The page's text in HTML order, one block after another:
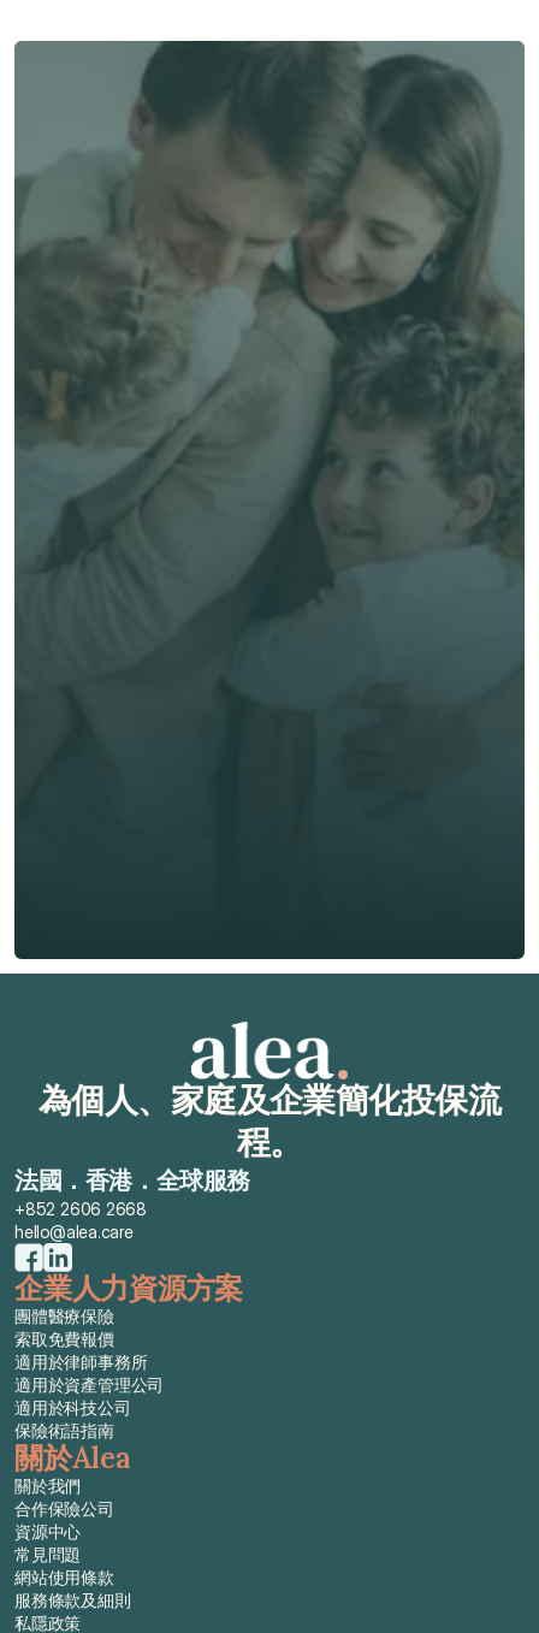
了解 Alea 賣點
免費獲得個人化專屬報價
專業客觀建議，全程貼心跟進
節省時間與保費成本，享無憂投保體驗
立即獲取獨立客觀建議
索取免費報價
為個人、家庭及企業簡化投保流
程。
法國．香港．全球服務
+852 2606 2668
hello@alea.care
企業人力資源方案
團體醫療保險
索取免費報價
適用於律師事務所
適用於資產管理公司
適用於科技公司
保險術語指南
關於Alea
關於我們
合作保險公司
資源中心
常見問題
網站使用條款
服務條款及細則
私隱政策